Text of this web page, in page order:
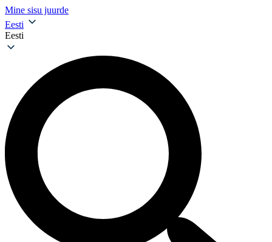
Mine sisu juurde
Eesti
Eesti